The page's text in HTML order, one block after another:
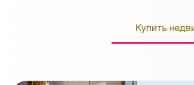
Купить